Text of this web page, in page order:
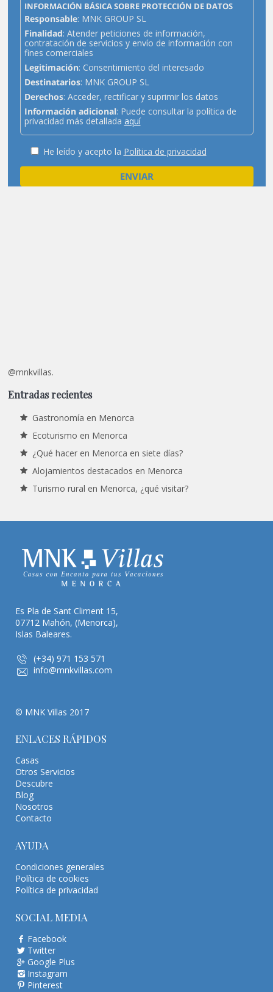
INFORMACIÓN BÁSICA SOBRE PROTECCIÓN DE DATOS
Responsable: MNK GROUP SL
Finalidad: Atender peticiones de información,
contratación de servicios y envío de información con
fines comerciales
Legitimación: Consentimiento del interesado
Destinatarios: MNK GROUP SL
Derechos: Acceder, rectificar y suprimir los datos
Información adicional: Puede consultar la política de
privacidad más detallada aquí
He leído y acepto la Política de privacidad
@mnkvillas.
Entradas recientes
Gastronomía en Menorca
Ecoturismo en Menorca
¿Qué hacer en Menorca en siete días?
Alojamientos destacados en Menorca
Turismo rural en Menorca, ¿qué visitar?
Es Pla de Sant Climent 15,
07712 Mahón, (Menorca),
Islas Baleares.
(+34) 971 153 571
info@mnkvillas.com
© MNK Villas 2017
ENLACES RÁPIDOS
Casas
Otros Servicios
Descubre
Blog
Nosotros
Contacto
AYUDA
Condiciones generales
Política de cookies
Política de privacidad
SOCIAL MEDIA
Facebook
Twitter
Google Plus
Instagram
Pinterest